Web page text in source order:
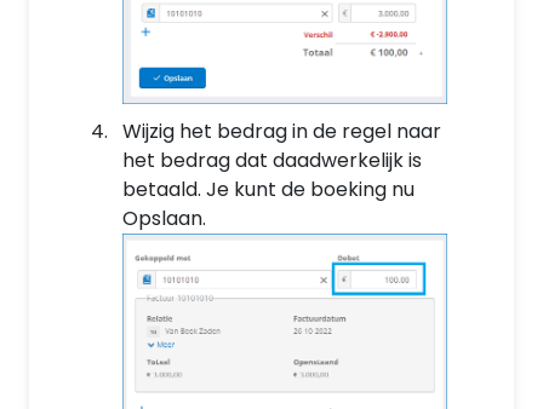
Wijzig het bedrag in de regel naar
het bedrag dat daadwerkelijk is
betaald. Je kunt de boeking nu
Opslaan.